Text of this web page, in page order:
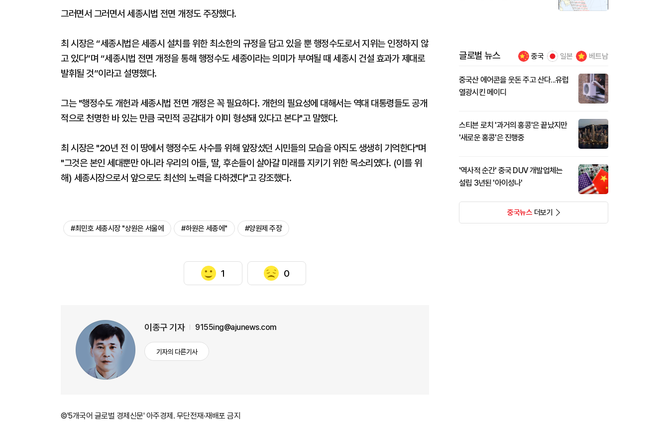
그러면서 그러면서 세종시법 전면 개정도 주장했다.
최 시장은 “세종시법은 세종시 설치를 위한 최소한의 규정을 담고 있을 뿐 행정수도로서 지위는 인정하지 않
고 있다”며 “세종시법 전면 개정을 통해 행정수도 세종이라는 의미가 부여될 때 세종시 건설 효과가 제대로
발휘될 것”이라고 설명했다.
그는 "행정수도 개헌과 세종시법 전면 개정은 꼭 필요하다. 개헌의 필요성에 대해서는 역대 대통령들도 공개
적으로 천명한 바 있는 만큼 국민적 공감대가 이미 형성돼 있다고 본다"고 말했다.
최 시장은 "20년 전 이 땅에서 행정수도 사수를 위해 앞장섰던 시민들의 모습을 아직도 생생히 기억한다"며
"그것은 본인 세대뿐만 아니라 우리의 아들, 딸, 후손들이 살아갈 미래를 지키기 위한 목소리였다. (이를 위
해) 세종시장으로서 앞으로도 최선의 노력을 다하겠다"고 강조했다.
#최민호 세종시장 "상원은 서울에 #하원은 세종에" #양원제 주장
1 0
이종구 기자 9155ing@ajunews.com
기자의 다른기사
©'5개국어 글로벌 경제신문' 아주경제. 무단전재·재배포 금지
글로벌 뉴스 중국 일본 베트남
중국산 에어콘을 웃돈 주고 산다...유럽
열광시킨 메이디
스티븐 로치 '과거의 홍콩'은 끝났지만
'새로운 홍콩'은 진행중
'역사적 순간' 중국 DUV 개발업체는
설립 3년된 '아이성나'
중국뉴스더보기